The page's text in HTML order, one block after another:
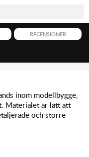
RECENSIONER
inom modellbygge,
Materialet är lätt att
och större